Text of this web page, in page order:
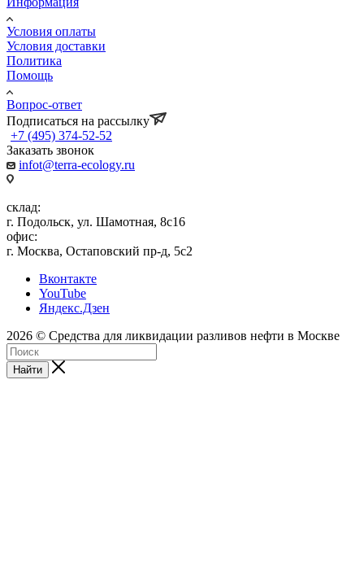
Условия оплаты
Условия доставки
Политика
Помощь
Вопрос-ответ
Подписаться на рассылку
+7 (495) 374-52-52
Заказать звонок
infot@terra-ecology.ru
склад:
г. Подольск, ул. Шамотная, 8с16
офис:
г. Москва, Остаповский пр-д, 5с2
Вконтакте
YouTube
Яндекс.Дзен
2026 © Средства для ликвидации разливов нефти в Москве
Найти